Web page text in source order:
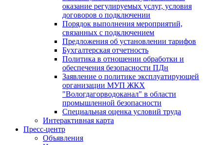
оказание регулируемых услуг, условия
договоров о подключении
Порядок выполнения мероприятий,
связанных с подключением
Предложения об установлении тарифов
Бухгалтерская отчетность
Политика в отношении обработки и
обеспечения безопасности ПДн
Заявление о политике эксплуатирующей
организации МУП ЖКХ
"Вологдагорводоканал" в области
промышленной безопасности
Специальная оценка условий труда
Интерактивная карта
Пресс-центр
Объявления